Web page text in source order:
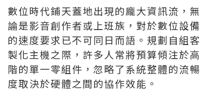
數位時代鋪天蓋地出現的龐大資訊流，無
論是影音創作者或上班族，對於數位設備
的速度要求已不可同日而語。規劃自組客
製化主機之際，許多人常將預算傾注於高
階的單一零組件，忽略了系統整體的流暢
度取決於硬體之間的協作效能。